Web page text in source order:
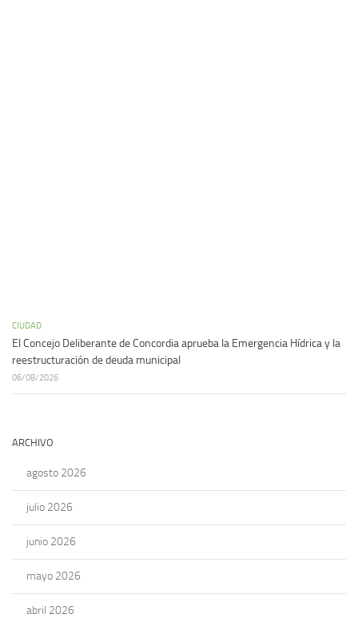
CIUDAD
El Concejo Deliberante de Concordia aprueba la Emergencia Hídrica y la
reestructuración de deuda municipal
06/08/2026
ARCHIVO
agosto 2026
julio 2026
junio 2026
mayo 2026
abril 2026